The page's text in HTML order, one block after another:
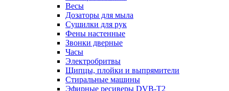
Весы
Дозаторы для мыла
Сушилки для рук
Фены настенные
Звонки дверные
Часы
Электробритвы
Щипцы, плойки и выпрямители
Стиральные машины
Эфирные ресиверы DVB-T2